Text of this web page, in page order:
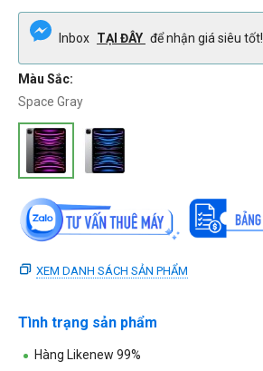
Inbox TẠI ĐÂY để nhận giá siêu tốt!
Màu Sắc:
Space Gray
XEM DANH SÁCH SẢN PHẨM
Tình trạng sản phẩm
Hàng Likenew 99%